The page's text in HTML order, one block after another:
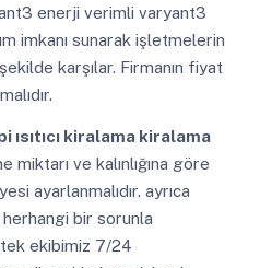
enerji verimli varyant3
imkanı sunarak işletmelerin
karşılar. Firmanın fiyat
ısıtıcı kiralama kiralama
ve kalınlığına göre
ayarlanmalıdır. ayrıca
bir sorunla
ekibimiz 7/24